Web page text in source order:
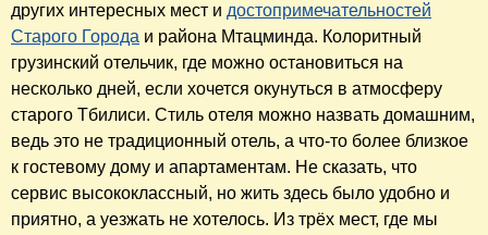
других интересных мест и достопримечательностей
Старого Города и района Мтацминда. Колоритный
грузинский отельчик, где можно остановиться на
несколько дней, если хочется окунуться в атмосферу
старого Тбилиси. Стиль отеля можно назвать домашним,
ведь это не традиционный отель, а что-то более близкое
к гостевому дому и апартаментам. Не сказать, что
сервис высококлассный, но жить здесь было удобно и
приятно, а уезжать не хотелось. Из трёх мест, где мы